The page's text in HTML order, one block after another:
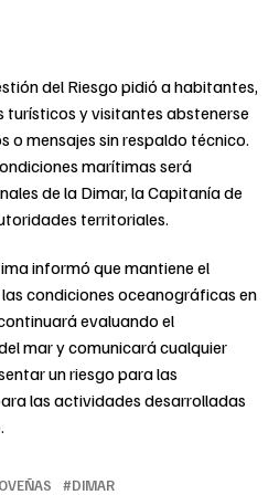
del Riesgo pidió a habitantes,
y visitantes abstenerse
o mensajes sin respaldo técnico.
marítimas será
de la Dimar, la Capitanía de
territoriales.
informó que mantiene el
condiciones oceanográficas en
evaluando el
mar y comunicará cualquier
un riesgo para las
las actividades desarrolladas
DIMAR